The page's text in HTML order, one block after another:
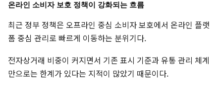
온라인 소비자 보호 정책이 강화되는 흐름
최근 정부 정책은 오프라인 중심 소비자 보호에서 온라인 플랫
폼 중심 관리로 빠르게 이동하는 분위기다.
전자상거래 비중이 커지면서 기존 표시 기준과 유통 관리 체계
만으로는 한계가 있다는 지적이 많았기 때문이다.